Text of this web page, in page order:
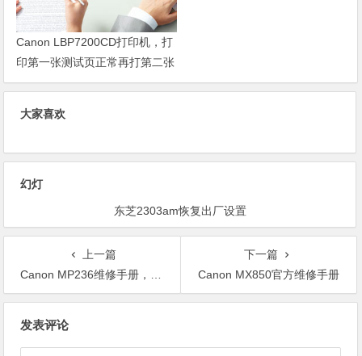
Canon LBP7200CD打印机，打
印第一张测试页正常再打第二张
测试页就警告闪无法打印
大家喜欢
幻灯
东芝2303am恢复出厂设置
上一篇
Canon MP236维修手册，简明维修手册，工厂维修手册(中文版).
下一篇
Canon MX850官方维修手册
发表评论